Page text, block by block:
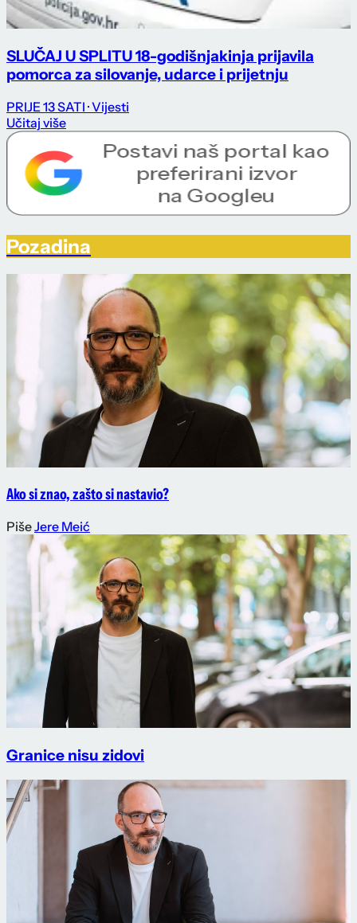
SLUČAJ U SPLITU 18-godišnjakinja prijavila
pomorca za silovanje, udarce i prijetnju
PRIJE 13 SATI · Vijesti
Učitaj više
Pozadina
Ako si znao, zašto si nastavio?
PišeJere Meić
Granice nisu zidovi